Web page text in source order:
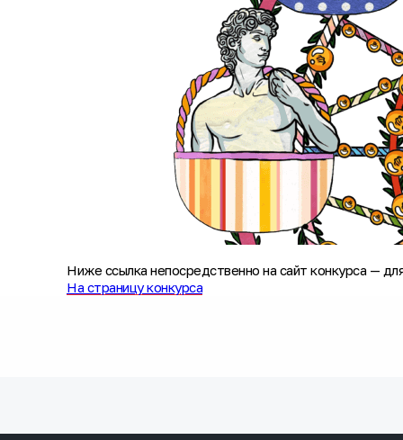
Ниже ссылка непосредственно на сайт конкурса —
На страницу конкурса